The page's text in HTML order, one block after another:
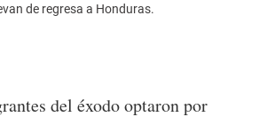
de regresa a Honduras.
del éxodo optaron por